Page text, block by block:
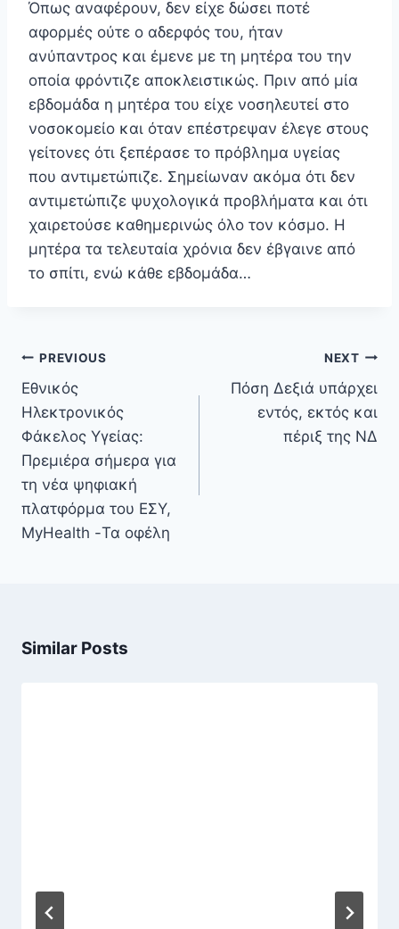
Όπως αναφέρουν, δεν είχε δώσει ποτέ
αφορμές ούτε ο αδερφός του, ήταν
ανύπαντρος και έμενε με τη μητέρα του την
οποία φρόντιζε αποκλειστικώς. Πριν από μία
εβδομάδα η μητέρα του είχε νοσηλευτεί στο
νοσοκομείο και όταν επέστρεψαν έλεγε στους
γείτονες ότι ξεπέρασε το πρόβλημα υγείας
που αντιμετώπιζε. Σημείωναν ακόμα ότι δεν
αντιμετώπιζε ψυχολογικά προβλήματα και ότι
χαιρετούσε καθημερινώς όλο τον κόσμο. Η
μητέρα τα τελευταία χρόνια δεν έβγαινε από
το σπίτι, ενώ κάθε εβδομάδα…
Πλοήγηση
άρθρων
PREVIOUS
Εθνικός
Ηλεκτρονικός
Φάκελος Υγείας:
Πρεμιέρα σήμερα για
τη νέα ψηφιακή
πλατφόρμα του ΕΣΥ,
MyHealth -Τα οφέλη
NEXT
Πόση Δεξιά υπάρχει
εντός, εκτός και
πέριξ της ΝΔ
Similar Posts